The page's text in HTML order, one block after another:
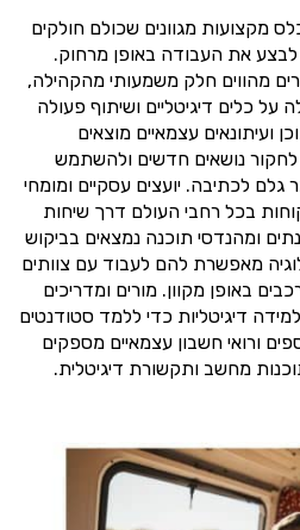
מקצועות מגוונים שכולם חולקים
את העבודה באופן מרחוק.
מהווים חלק משמעותי מהקהילה,
על כלים דיגיטליים ושיתוף פעולה
ועיתונאים עצמאיים מוצאים
לחקור נושאים חדשים ולהשתמש
גלם לכתיבה. יועצים עסקיים ומומחי
בכל רחבי העולם דרך שיחות
ומהנדסי תוכנה נמצאים בביקוש
מאפשרת להם לעבוד עם צוותים
באופן מקוון. מורים ומדריכים
דיגיטליות כדי ללמד סטודנטים
ורואי חשבון עצמאיים מספקים
מחשב ותקשורת דיגיטלית.